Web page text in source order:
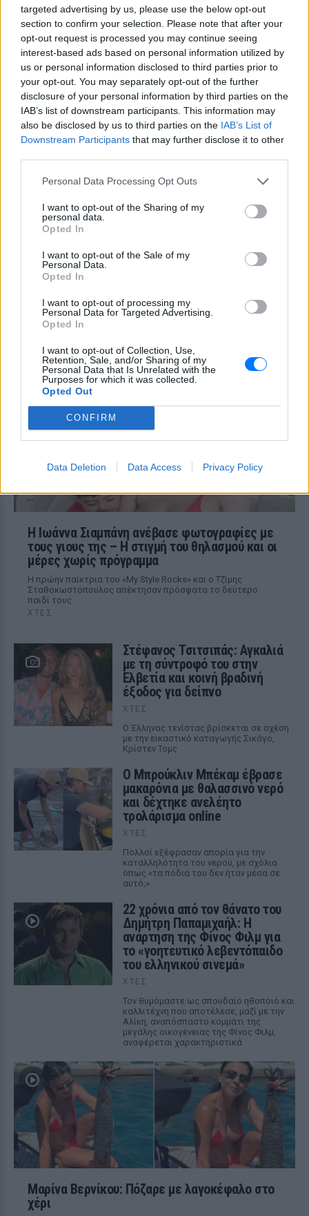
targeted advertising by us, please use the below opt-out
section to confirm your selection. Please note that after your
opt-out request is processed you may continue seeing
interest-based ads based on personal information utilized by
us or personal information disclosed to third parties prior to
your opt-out. You may separately opt-out of the further
disclosure of your personal information by third parties on the
IAB’s list of downstream participants. This information may
also be disclosed by us to third parties on the IAB’s List of
Downstream Participants that may further disclose it to other
Personal Data Processing Opt Outs
I want to opt-out of the Sharing of my
personal data.
Opted In
I want to opt-out of the Sale of my
Personal Data.
Opted In
I want to opt-out of processing my
Personal Data for Targeted Advertising.
Opted In
I want to opt-out of Collection, Use,
Retention, Sale, and/or Sharing of my
Personal Data that Is Unrelated with the
Purposes for which it was collected.
Opted Out
CONFIRM
Data Deletion Data Access Privacy Policy
ΔΕΙΤΕ ΕΠΙΣΗΣ
ΣΤΗΝ ΙΔΙΑ ΚΑΤΗΓΟΡΙΑ
Ατύχημα για τον Ιβάν Σβιτάιλο
στην Κέρκυρα: «Θα σηκωθώ πιο
δυνατός»
ΧΤΕΣ
Ο ηθοποιός και χορευτής μοιράστηκε
θάρρους
Φοβερή ιστορία στον ΟΦΗ:
Ένας κάτοχος εισιτηρίου
Οπαδός από κούνια κυριολεκτικά στον
Διακοπές στη Μύκονο για τη
Βάλια Χατζηθεοδώρου ‑ οι
παραλία
ΧΤΕΣ
Μέσα από ανάρτηση στο Instagram
ανέμων
H Ιωάννα Σιαμπάνη ανέβασε φωτογραφίες με
τους γιους της – Η στιγμή του θηλασμού και οι
μέρες χωρίς πρόγραμμα
Η πρώην παίκτρια του «My Style Rocks» και ο Τζίμης
Σταθοκωστόπουλος απέκτησαν πρόσφατα το δεύτερο
παιδί τους
ΧΤΕΣ
Στέφανος Τσιτσιπάς: Αγκαλιά
με τη σύντροφό του στην
Ελβετία και κοινή βραδινή
έξοδος για δείπνο
ΧΤΕΣ
Ο Έλληνας τενίστας βρίσκεται σε σχέση
με την εικαστικό καταγωγής Σικάγο,
Κρίστεν Τομς
Ο Μπρούκλιν Μπέκαμ έβρασε
μακαρόνια με θαλασσινό νερό
και δέχτηκε ανελέητο
τρολάρισμα online
ΧΤΕΣ
Πολλοί εξέφρασαν απορία για την
καταλληλότητα του νερού, με σχόλια
όπως «τα πόδια του δεν ήταν μέσα σε
αυτό;»
22 χρόνια από τον θάνατο του
Δημήτρη Παπαμιχαήλ: Η
ανάρτηση της Φίνος Φιλμ για
το «γοητευτικό λεβεντόπαιδο
του ελληνικού σινεμά»
ΧΤΕΣ
Τον θυμόμαστε ως σπουδαίο ηθοποιό και
καλλιτέχνη που αποτέλεσε, μαζί με την
Αλίκη, αναπόσπαστο κομμάτι της
μεγάλης οικογένειας της Φίνος Φιλμ,
αναφέρεται χαρακτηριστικά
Μαρίνα Βερνίκου: Πόζαρε με λαγοκέφαλο στο
χέρι